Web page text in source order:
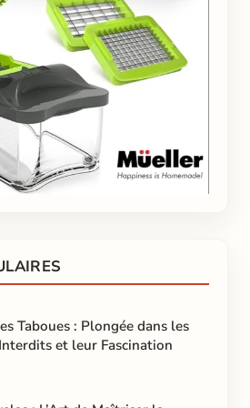
Taboues : Plongée dans les
et leur Fascination